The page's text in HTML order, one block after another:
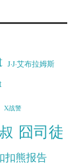
J·J·艾布拉姆斯
X战警
囧司徒
扣熊报告